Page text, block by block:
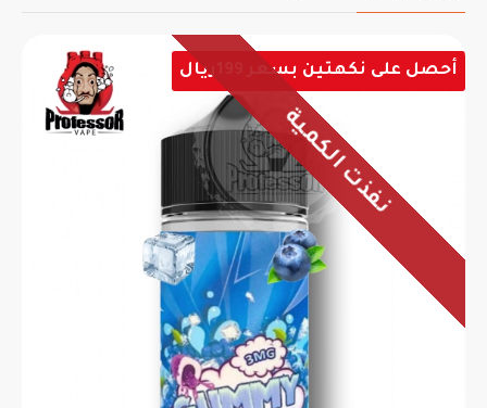
أحصل على نكهتين بسعر 199ريال
نفذت الكمية